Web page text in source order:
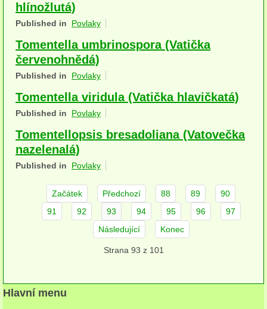
lichenizované
herbikolní-dvouděložné
herbikolní-jednoděložné
herbikolní-kapraďorosty
Perithecia stromatická
Perithecia nestromatická
Kornacovité
jednoleté
hlínožlutá)
Published in Povlaky
Tomentella umbrinospora (Vatička
červenohnědá)
Published in Povlaky
Tomentella viridula (Vatička hlavičkatá)
Published in Povlaky
Tomentellopsis bresadoliana (Vatovečka
nazelenalá)
Published in Povlaky
Začátek Předchozí 88 89
90
91
92 93 94 95 96
97
Následující
Konec
Strana 93 z 101
Hlavní menu